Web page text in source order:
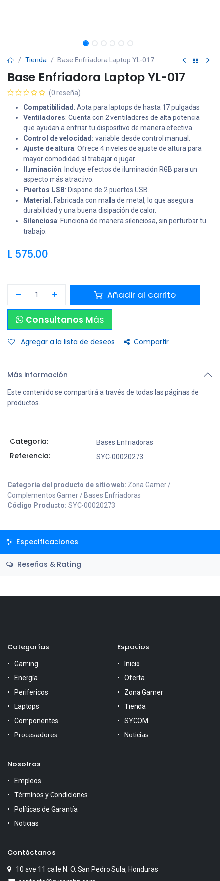
Tienda Base Enfriadora Laptop YL-017
Base Enfriadora Laptop YL-017
(0 reseña)
Compatibilidad : Apta para laptops de hasta 17 pulgadas
Ventiladores: Cuenta con 2 ventiladores de alta potencia
que ayudan a enfriar tu dispositivo de manera efectiva.
Control de velocidad: variable desde control manual.
Ajuste de altura: Ofrece 4 niveles de ajuste de altura para
mayor comodidad al trabajar o jugar.
Iluminación: Incluye efectos de iluminación RGB para un
aspecto más atractivo.
Puertos USB: Dispone de 2 puertos USB.
Material : Fabricada con malla de metal, lo que asegura
durabilidad y una buena disipación de calor.
Silenciosa: Funciona de manera silenciosa, sin perturbar tu
trabajo.
L 575.00
Añadir al carrito
Consultanos Más
Agregar a la lista de deseos Compartir
Más información
Este contenido se compartirá a través de todas las páginas de
productos.
Categoria: Bases Enfriadoras
Referencia: SYC-00020273
Categoría del producto de sitio web: Zona Gamer /
Complementos Gamer / Bases Enfriadoras
Código Producto: SYC-00020273
Especificaciones
Reseñas & Rating
Categorías
Gaming
Energía
Perifericos
Laptops
Componentes
Procesadores
Espacios
Inicio
Oferta
Zona Gamer
Tienda
SYCOM
Noticias
Nosotros
Empleos
Términos y Condiciones
Políticas de Garantía
Noticias
Contáctanos
10 ave 11 calle N. O. San Pedro Sula, Honduras